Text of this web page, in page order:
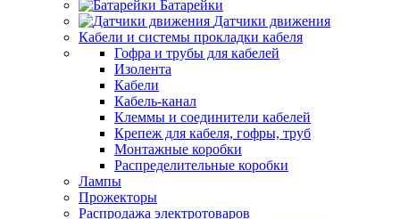
Батарейки
Датчики движения
Кабели и системы прокладки кабеля
Гофра и трубы для кабелей
Изолента
Кабели
Кабель-канал
Клеммы и соединители кабелей
Крепеж для кабеля, гофры, труб
Монтажные коробки
Распределительные коробки
Лампы
Прожекторы
Распродажа электротоваров